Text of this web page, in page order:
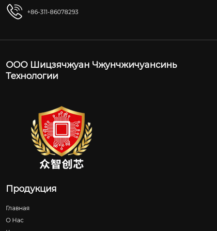
+86-311-86078293
ООО Шицзячжуан Чжунчжичуансинь
Технологии
Продукция
Главная
О Нас